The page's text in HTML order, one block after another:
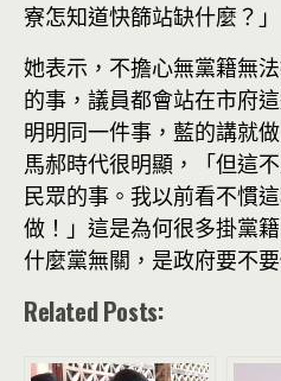
寮怎知道快篩站缺什麼？」
她表示，不擔心無黨籍無
的事，議員都會站在市府
明明同一件事，藍的講就
馬郝時代很明顯，「但這
民眾的事。我以前看不慣
做！」這是為何很多掛黨
什麼黨無關，是政府要不
Related Posts: